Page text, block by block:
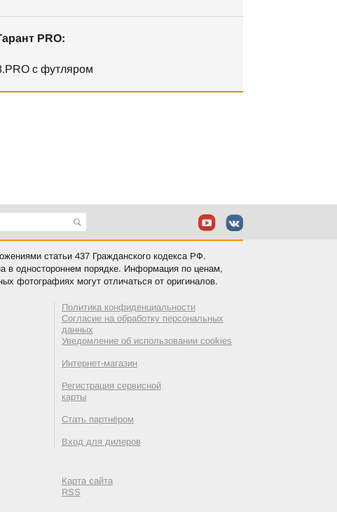
PRO:
с футляром
статьи 437 Гражданского кодекса РФ.
в одностороннем порядке. Информация по ценам,
фотографиях могут отличаться от оригиналов.
Политика конфиденциальности
Согласие на обработку персональных
данных
Уведомление об использовании cookies
Интернет-магазин
Регистрация сервисной
карты
Стать партнёром
Вход для дилеров
Карта сайта
RSS